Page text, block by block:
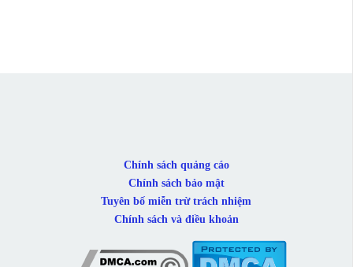
Chính sách quảng cáo
Chính sách bảo mật
Tuyên bố miễn trừ trách nhiệm
Chính sách và điều khoản